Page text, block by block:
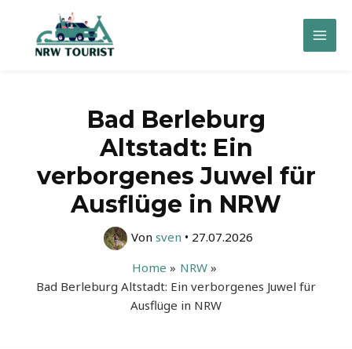
springen
Main
Bad Berleburg
Altstadt: Ein
verborgenes Juwel für
Ausflüge in NRW
Von sven • 27.07.2026
Home
NRW
Bad Berleburg Altstadt: Ein verborgenes Juwel für
Ausflüge in NRW